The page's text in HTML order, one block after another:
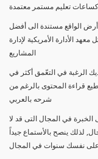
كساعات تعليم مستمر معتمدة
الواقع مستندة الى أفضل
الأدارة الأمريكية لإدارة
المشاريع
الرغبة في التعّمق أكثر في
قراءة المحتوى بالرغم من
شرحه بالعربي
الخبرة في المجال التى قد لا
لذلك ينصح بالأستماع جيداً
نفسك سنوات في المجال